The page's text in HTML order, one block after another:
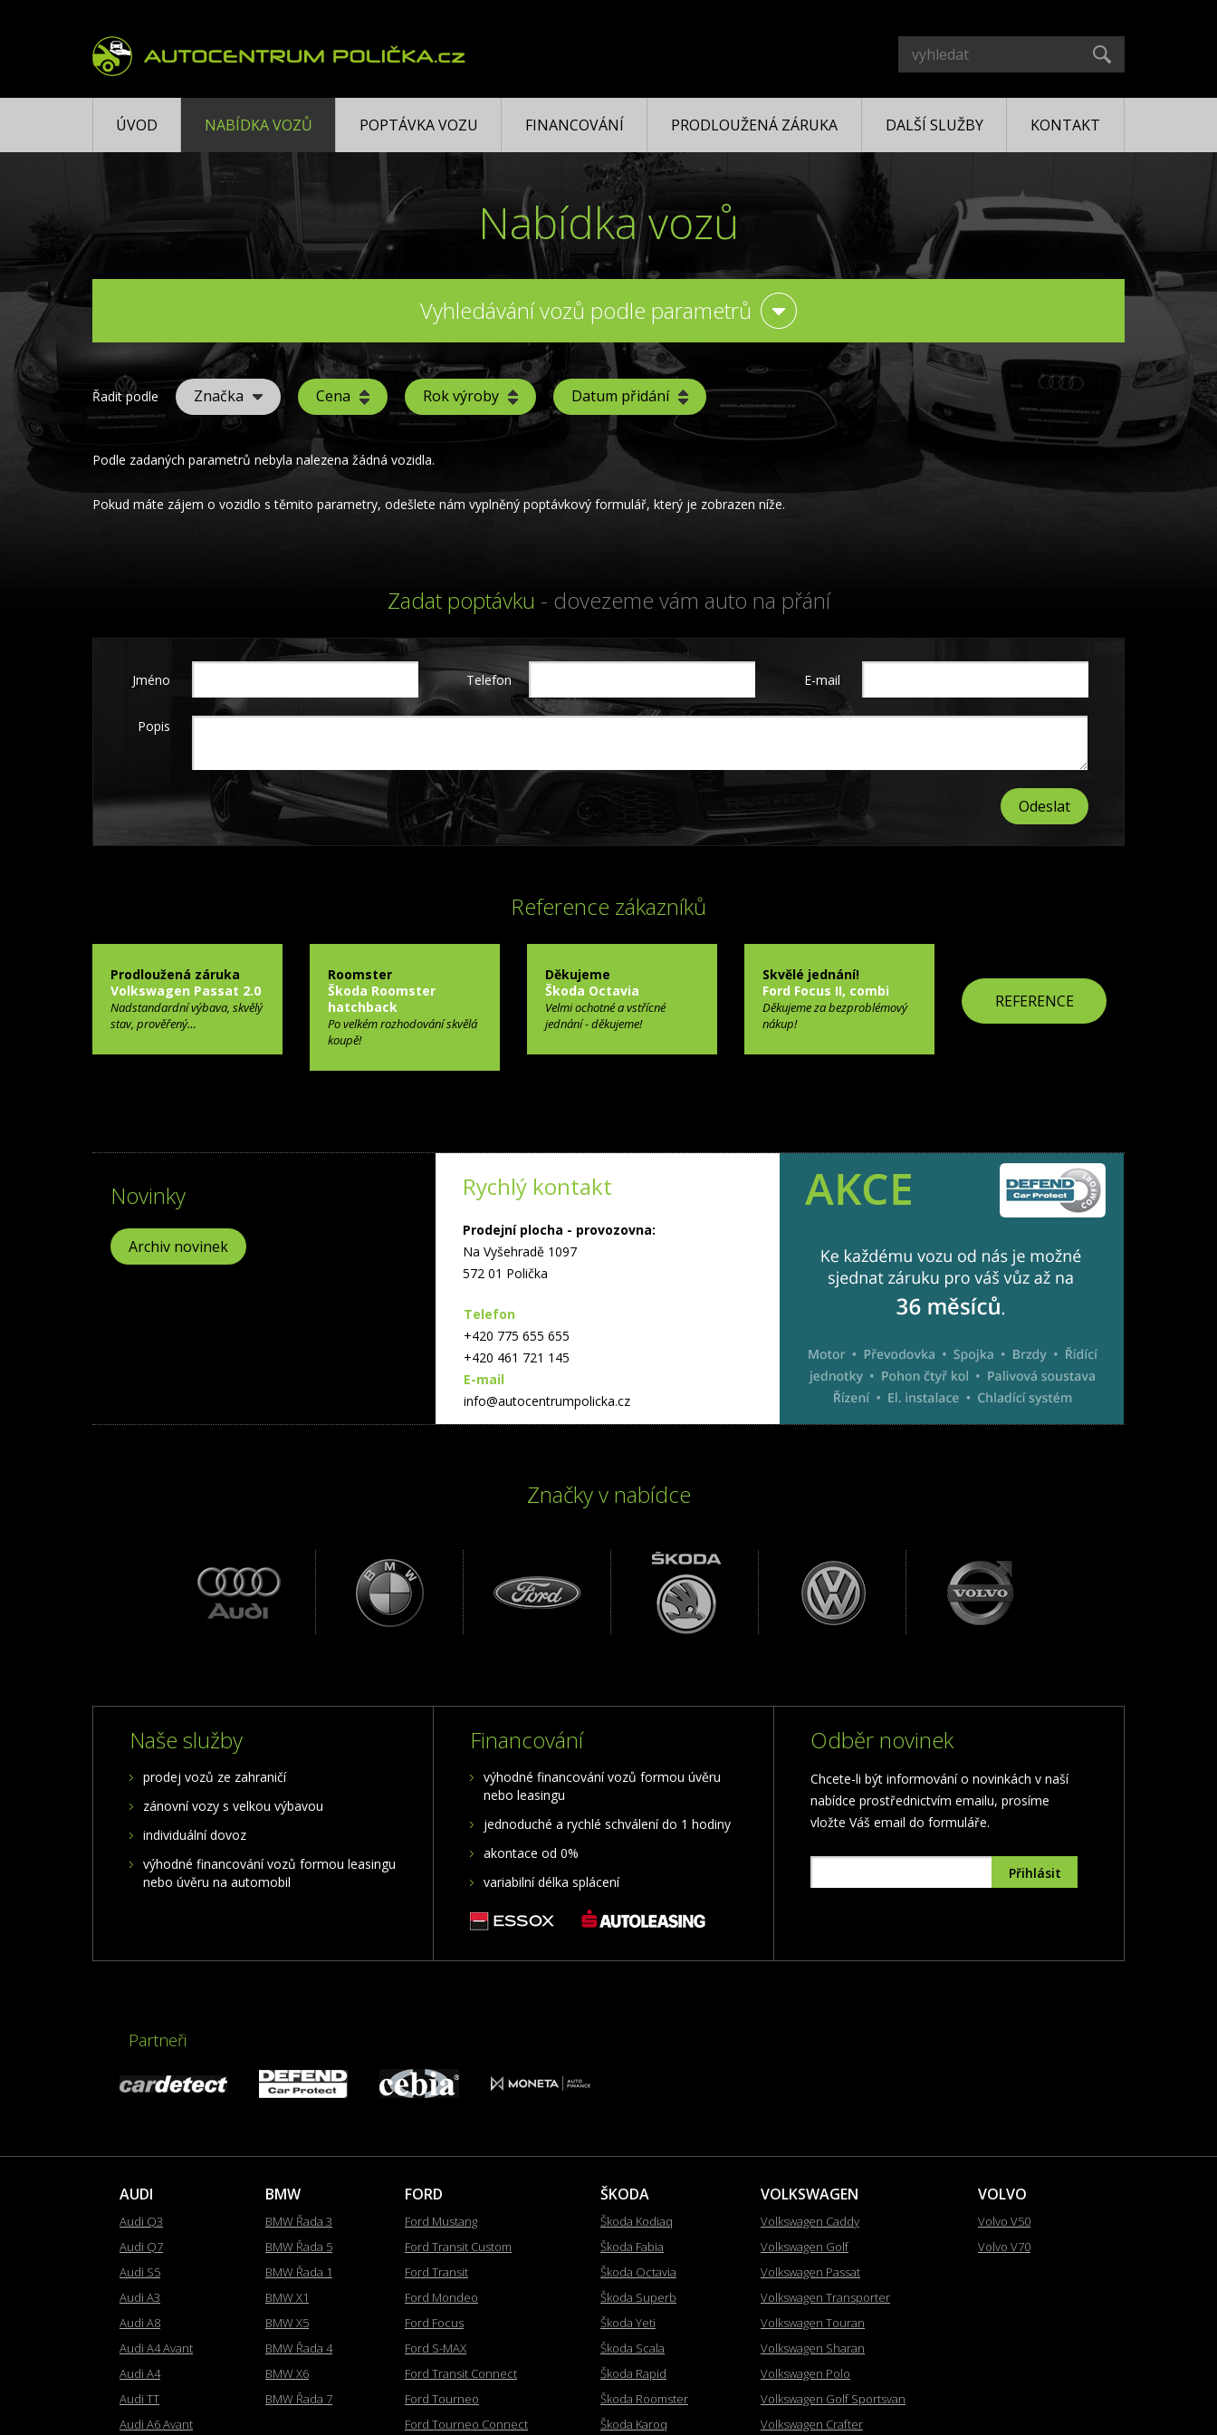
ÚVOD NABÍDKA VOZŮ POPTÁVKA VOZU FINANCOVÁNÍ PRODLOUŽENÁ ZÁRUKA DALŠÍ SLUŽBY KONTAKT
Nabídka vozů
Vyhledávání vozů podle parametrů
Řadit podle Značka Cena Rok výroby Datum přidání
Podle zadaných parametrů nebyla nalezena žádná vozidla.
Pokud máte zájem o vozidlo s těmito parametry, odešlete nám vyplněný poptávkový formulář, který je zobrazen níže.
Zadat poptávku - dovezeme vám auto na přání
Jméno Telefon E-mail
Popis
Reference zákazníků
Prodloužená záruka
Volkswagen Passat 2.0
Nadstandardní výbava, skvělý
stav, prověřený…
Roomster
Škoda Roomster
hatchback
Po velkém rozhodování skvělá
koupě!
Děkujeme
Škoda Octavia
Velmi ochotné a vstřícné
jednání - děkujeme!
Skvělé jednání!
Ford Focus II, combi
Děkujeme za bezproblémový
nákup!
REFERENCE
Novinky
Archiv novinek
Rychlý kontakt
Prodejní plocha - provozovna:
Na Vyšehradě 1097
572 01 Polička
Telefon
+420 775 655 655
+420 461 721 145
E-mail
info@autocentrumpolicka.cz
Značky v nabídce
Naše služby
prodej vozů ze zahraničí
zánovní vozy s velkou výbavou
individuální dovoz
výhodné financování vozů formou leasingu
nebo úvěru na automobil
Financování
výhodné financování vozů formou úvěru
nebo leasingu
jednoduché a rychlé schválení do 1 hodiny
akontace od 0%
variabilní délka splácení
Odběr novinek
Chcete-li být informování o novinkách v naší
nabídce prostřednictvím emailu, prosíme
vložte Váš email do formuláře.
Partneři
AUDI
Audi Q3
Audi Q7
Audi S5
Audi A3
Audi A8
Audi A4 Avant
Audi A4
Audi TT
Audi A6 Avant
BMW
BMW Řada 3
BMW Řada 5
BMW Řada 1
BMW X1
BMW X5
BMW Řada 4
BMW X6
BMW Řada 7
FORD
Ford Mustang
Ford Transit Custom
Ford Transit
Ford Mondeo
Ford Focus
Ford S-MAX
Ford Transit Connect
Ford Tourneo
Ford Tourneo Connect
ŠKODA
Škoda Kodiaq
Škoda Fabia
Škoda Octavia
Škoda Superb
Škoda Yeti
Škoda Scala
Škoda Rapid
Škoda Roomster
Škoda Karoq
VOLKSWAGEN
Volkswagen Caddy
Volkswagen Golf
Volkswagen Passat
Volkswagen Transporter
Volkswagen Touran
Volkswagen Sharan
Volkswagen Polo
Volkswagen Golf Sportsvan
Volkswagen Crafter
VOLVO
Volvo V50
Volvo V70